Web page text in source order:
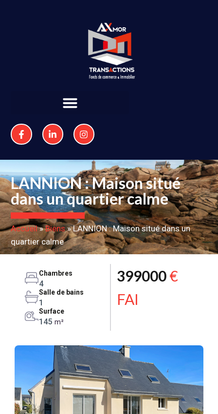
LANNION : Maison situé
dans un quartier calme
Accueil»Biens»LANNION : Maison situé dans un
quartier calme
Chambres
4
Salle de bains
1
Surface
145 m²
399000€
FAI